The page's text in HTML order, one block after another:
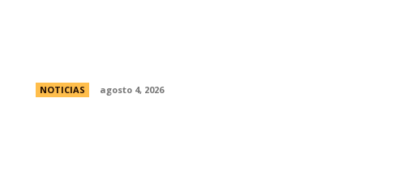
NOTICIAS agosto 4, 2026